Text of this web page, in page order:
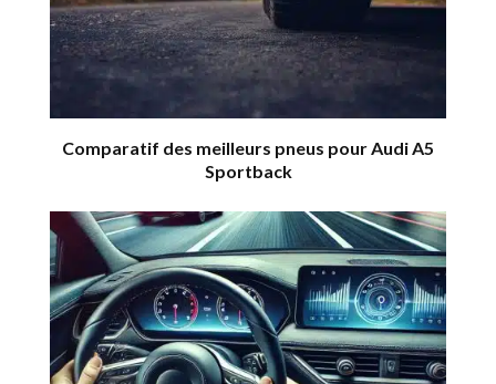
Comparatif des meilleurs pneus pour Audi A5
Sportback